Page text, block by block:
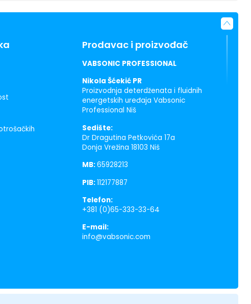
Prodavac i proizvođač
VABSONIC PROFESSIONAL
Nikola Šćekić PR
Proizvodnja deterdženata i fluidnih
energetskih uređaja Vabsonic
Professional Niš
Sedište:
Dr Dragutina Petkovića 17a
Donja Vrežina 18103 Niš
MB:65928213
PIB:112177887
Telefon:
+381 (0)65-333-33-64
E-mail:
info@vabsonic.com